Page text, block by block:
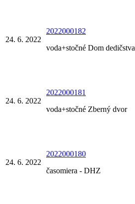
24. 6. 2022
2022000182
voda+stočné Dom dedičstva
24. 6. 2022
2022000181
voda+stočné Zberný dvor
24. 6. 2022
2022000180
časomiera - DHZ